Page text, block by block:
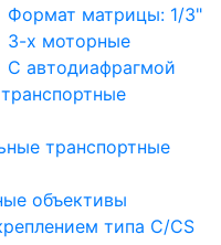
Формат матрицы: 1/3"
3-х моторные
С автодиафрагмой
транспортные
объективы
типа C/CS